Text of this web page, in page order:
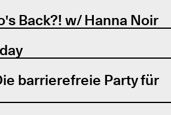
Back?! w/ Hanna Noir
barrierefreie Party für